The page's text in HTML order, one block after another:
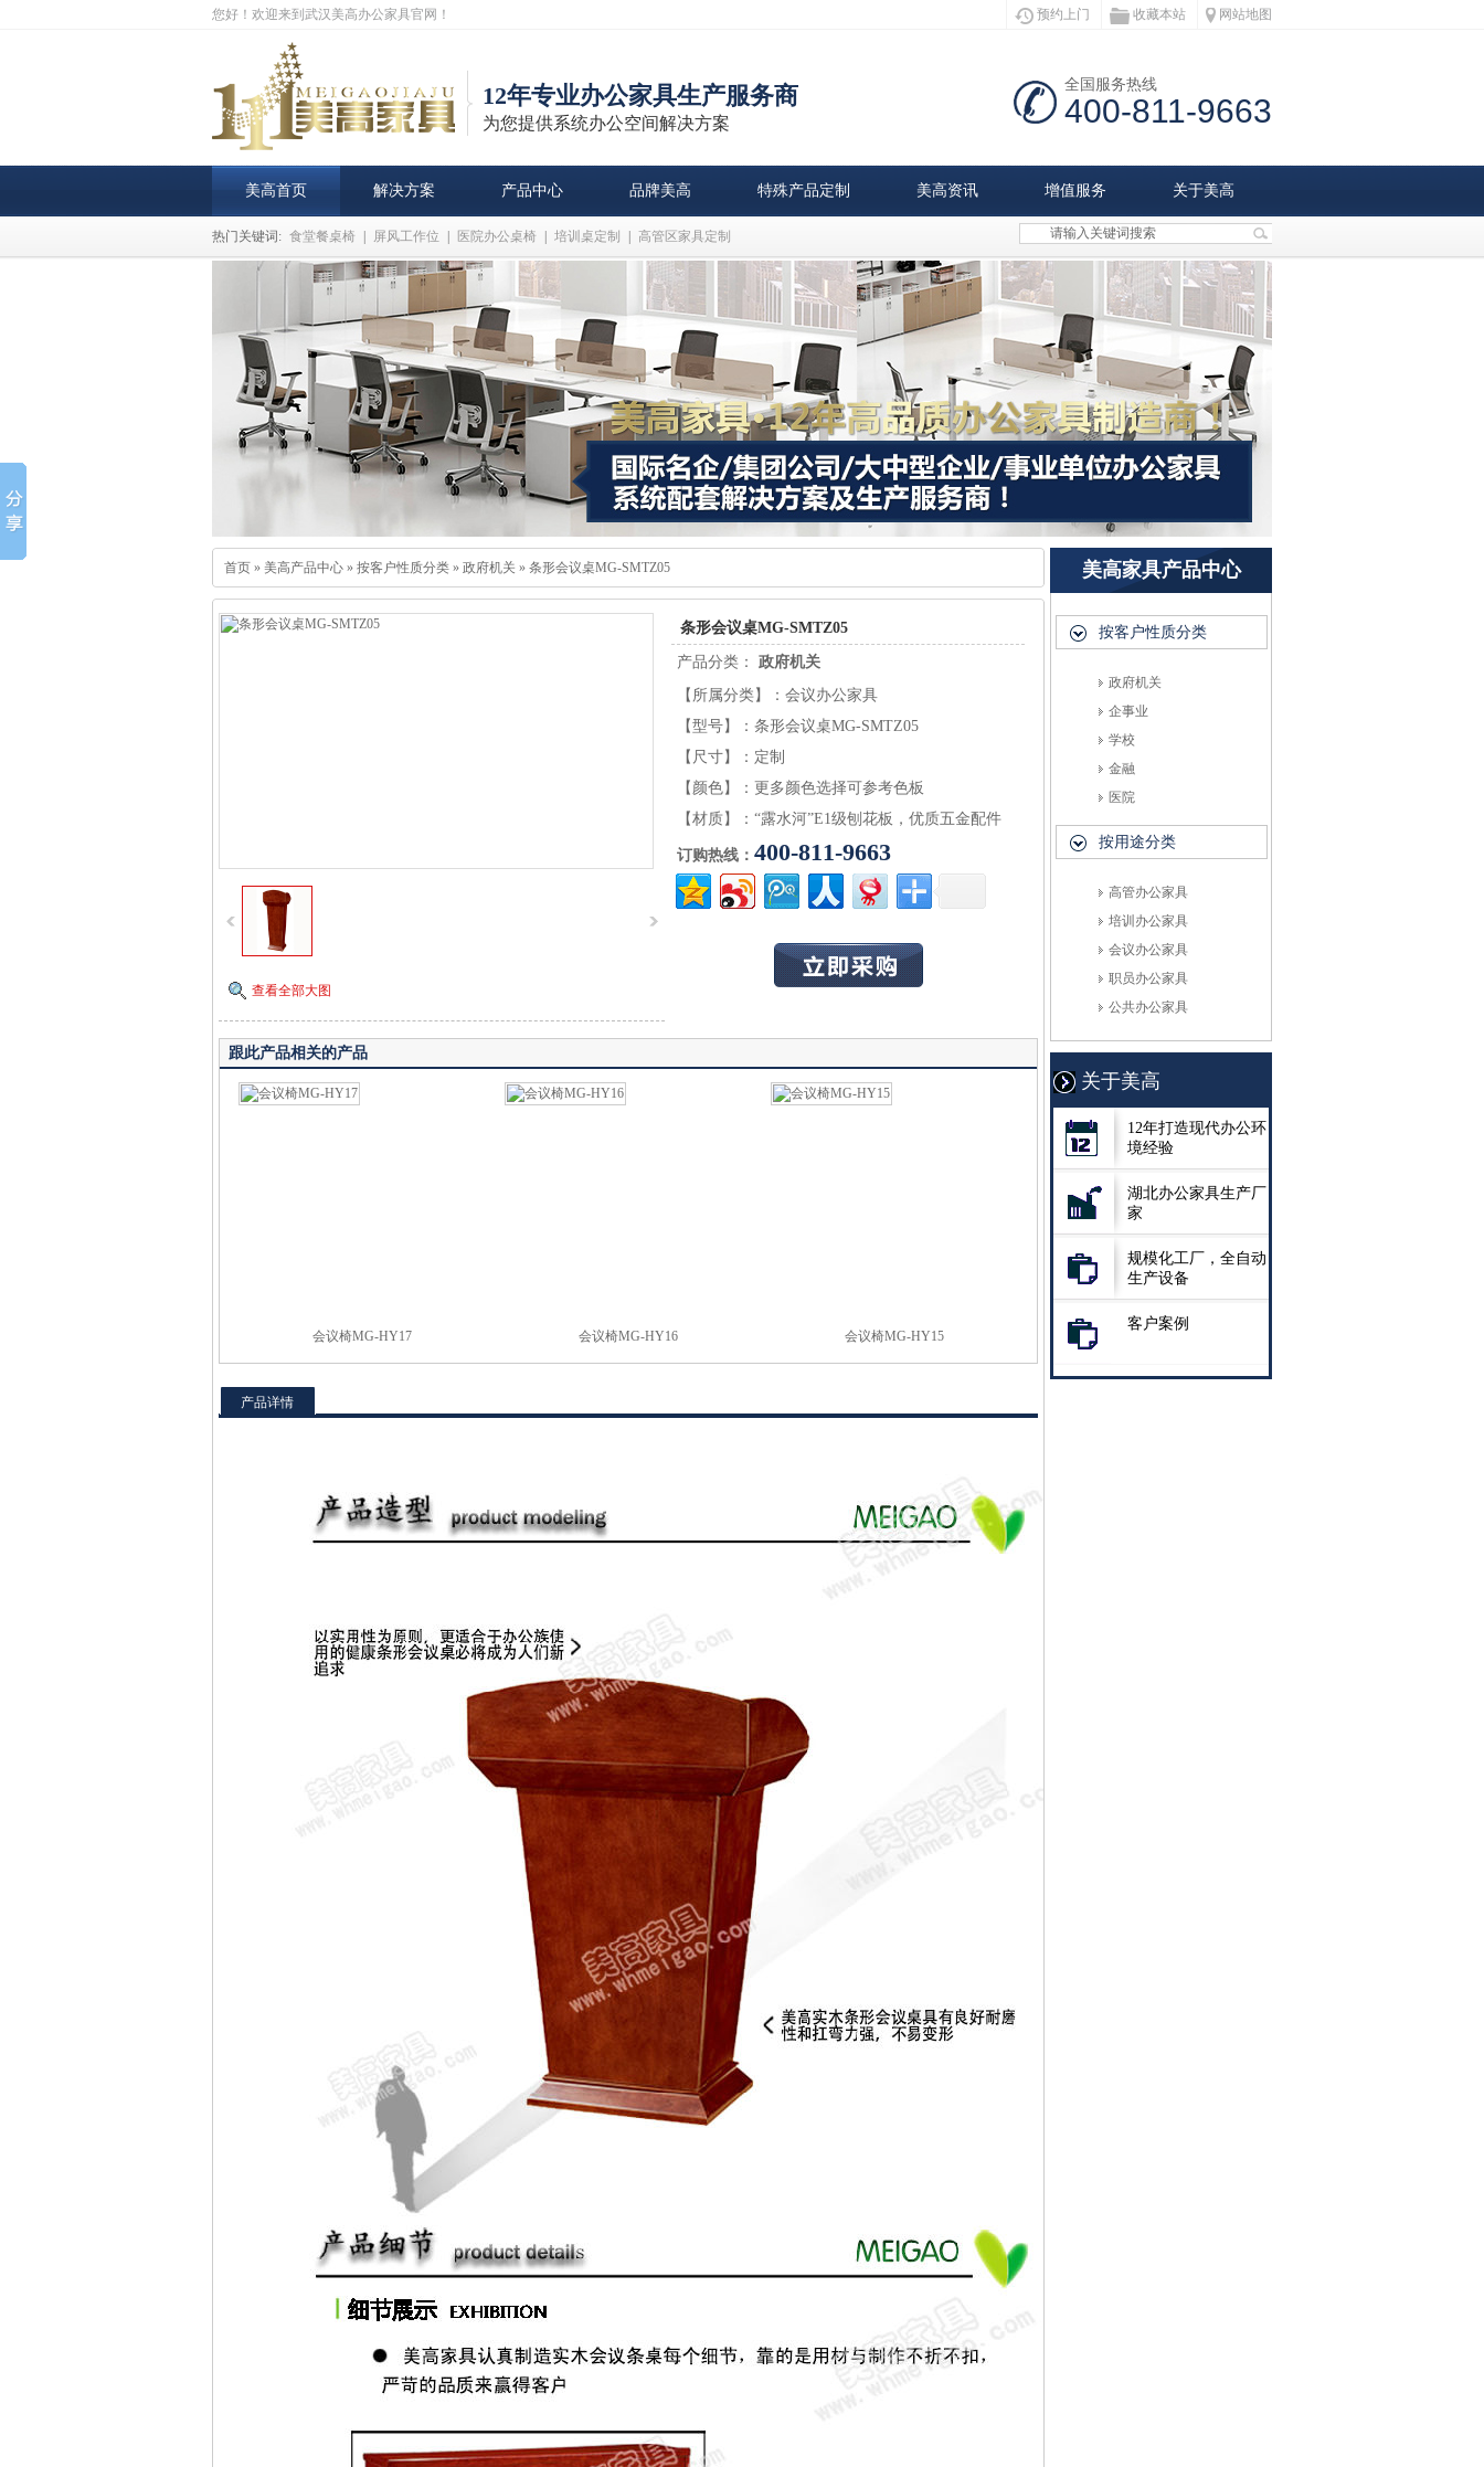
您好！欢迎来到武汉美高办公家具官网！ 预约上门 收藏本站 网站地图
12年专业办公家具生产服务商
为您提供系统办公空间解决方案
全国服务热线
400-811-9663
美高首页 解决方案 产品中心 品牌美高 特殊产品定制 美高资讯 增值服务 关于美高
热门关键词: 食堂餐桌椅 屏风工作位 医院办公桌椅 培训桌定制 高管区家具定制
首页 » 美高产品中心 » 按客户性质分类 » 政府机关 » 条形会议桌MG-SMTZ05
查看全部大图
条形会议桌MG-SMTZ05
产品分类： 政府机关
【所属分类】：会议办公家具
【型号】：条形会议桌MG-SMTZ05
【尺寸】：定制
【颜色】：更多颜色选择可参考色板
【材质】：“露水河”E1级刨花板，优质五金配件
订购热线： 400-811-9663
跟此产品相关的产品
会议椅MG-HY17 会议椅MG-HY16 会议椅MG-HY15
产品详情
美高家具产品中心
按客户性质分类
政府机关
企事业
学校
金融
医院
按用途分类
高管办公家具
培训办公家具
会议办公家具
职员办公家具
公共办公家具
关于美高
12年打造现代办公环
境经验
湖北办公家具生产厂
家
规模化工厂，全自动
生产设备
客户案例